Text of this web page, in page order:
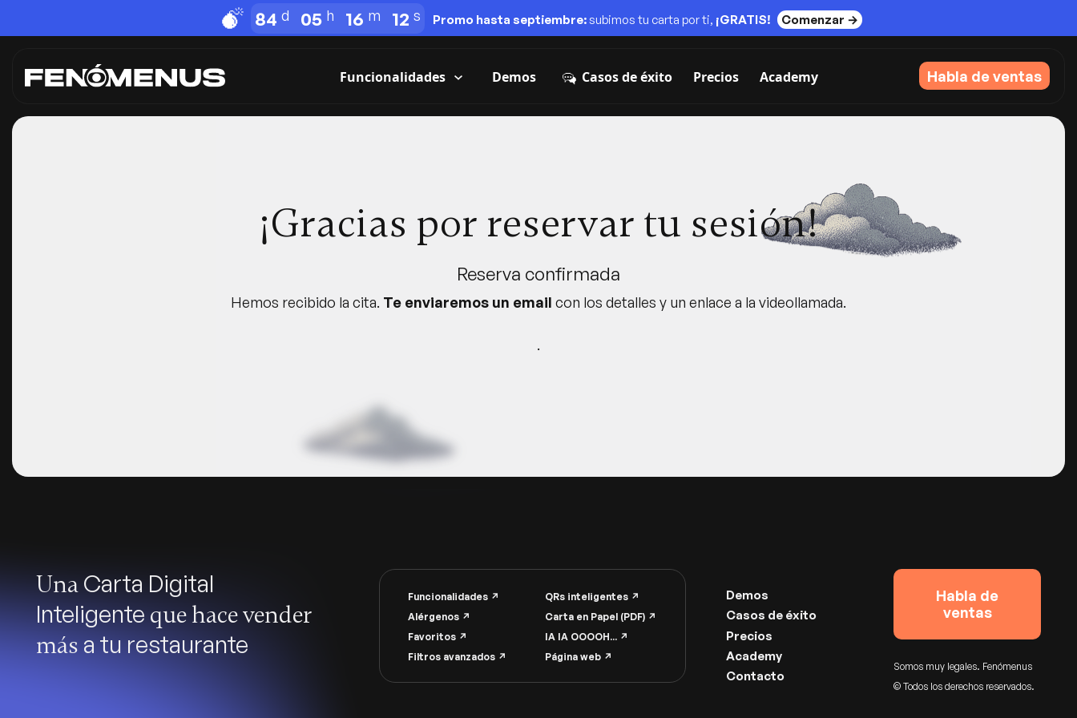
84 05 16 12 Promo hasta septiembre:subimos tu carta por ti, ¡GRATIS! Comenzar →
Funcionalidades Demos Casos de éxito Precios Academy Habla de ventas
¡Gracias por reservar tu sesión!
Reserva confirmada
Hemos recibido la cita. Te enviaremos un email con los detalles y un enlace a la videollamada.
.
UnaCarta Digital
Inteligente que hace vender
mása tu restaurante
Funcionalidades ↗︎
Alérgenos ↗︎
Favoritos ↗︎
Filtros avanzados ↗︎
QRs inteligentes ↗︎
Carta en Papel (PDF) ↗︎
IA IA OOOOH... ↗︎
Página web ↗︎
Demos
Casos de éxito
Precios
Academy
Contacto
Habla de
ventas
Somos muy legales. Fenómenus
© Todos los derechos reservados.